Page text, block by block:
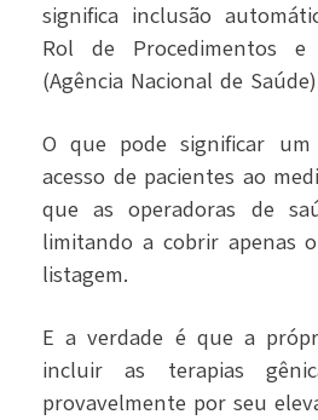
significa inclusão
Rol de Procedimentos
(Agência Nacional de
O que pode significar
acesso de pacientes ao
que as operadoras de
limitando a cobrir apenas
listagem.
E a verdade é que a
incluir as terapias
provavelmente por seu